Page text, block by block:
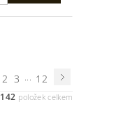
2 3 ... 12
142 položek celkem